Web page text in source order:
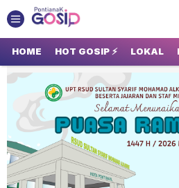
GOSIP PONTIANAK
Tempatnya Gosip Terupdate
HOME HOT GOSIP ⚡ LOKAL